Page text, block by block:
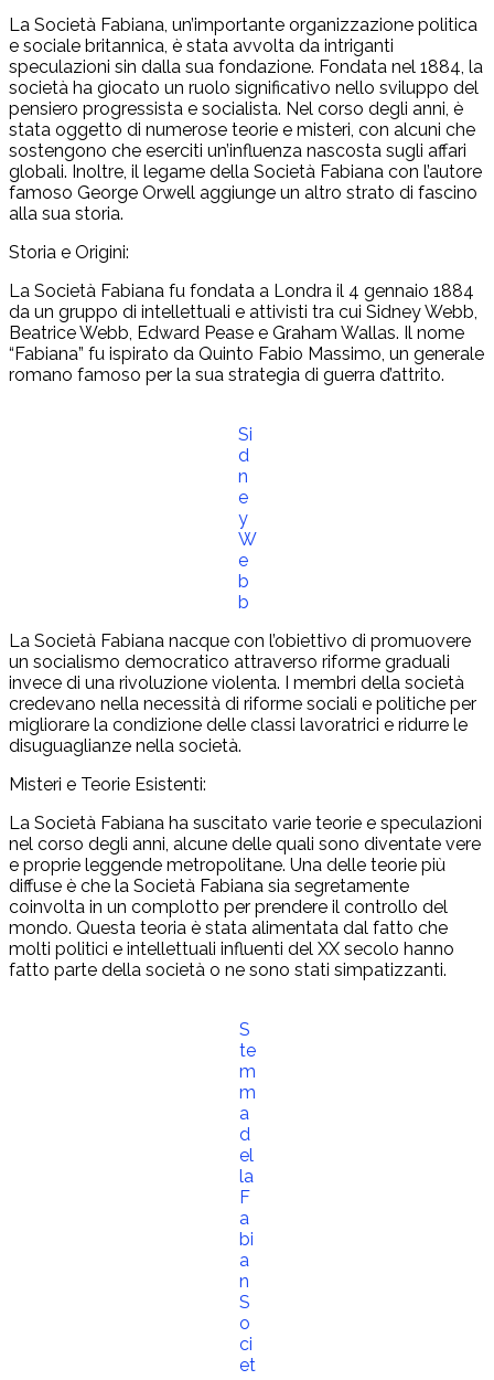
La Società Fabiana, un’importante organizzazione politica
e sociale britannica, è stata avvolta da intriganti
speculazioni sin dalla sua fondazione. Fondata nel 1884, la
società ha giocato un ruolo significativo nello sviluppo del
pensiero progressista e socialista. Nel corso degli anni, è
stata oggetto di numerose teorie e misteri, con alcuni che
sostengono che eserciti un’influenza nascosta sugli affari
globali. Inoltre, il legame della Società Fabiana con l’autore
famoso George Orwell aggiunge un altro strato di fascino
alla sua storia.
Storia e Origini:
La Società Fabiana fu fondata a Londra il 4 gennaio 1884
da un gruppo di intellettuali e attivisti tra cui Sidney Webb,
Beatrice Webb, Edward Pease e Graham Wallas. Il nome
“Fabiana” fu ispirato da Quinto Fabio Massimo, un generale
romano famoso per la sua strategia di guerra d’attrito.
Si
d
n
e
y
W
e
b
b
La Società Fabiana nacque con l’obiettivo di promuovere
un socialismo democratico attraverso riforme graduali
invece di una rivoluzione violenta. I membri della società
credevano nella necessità di riforme sociali e politiche per
migliorare la condizione delle classi lavoratrici e ridurre le
disuguaglianze nella società.
Misteri e Teorie Esistenti:
La Società Fabiana ha suscitato varie teorie e speculazioni
nel corso degli anni, alcune delle quali sono diventate vere
e proprie leggende metropolitane. Una delle teorie più
diffuse è che la Società Fabiana sia segretamente
coinvolta in un complotto per prendere il controllo del
mondo. Questa teoria è stata alimentata dal fatto che
molti politici e intellettuali influenti del XX secolo hanno
fatto parte della società o ne sono stati simpatizzanti.
S
te
m
m
a
d
el
la
F
a
bi
a
n
S
o
ci
et